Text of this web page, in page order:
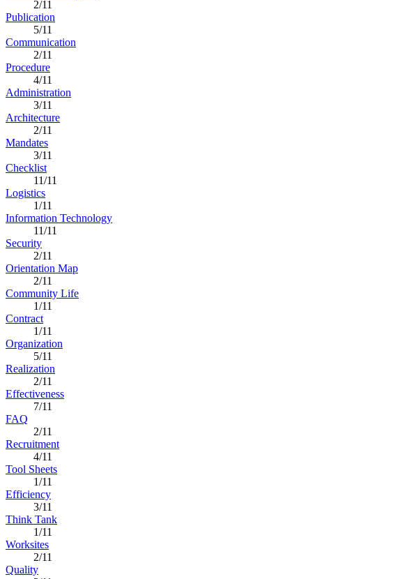
2/11
Publication
5/11
Communication
2/11
Procedure
4/11
Administration
3/11
Architecture
2/11
Mandates
3/11
Checklist
11/11
Logistics
1/11
Information Technology
11/11
Security
2/11
Orientation Map
2/11
Community Life
1/11
Contract
1/11
Organization
5/11
Realization
2/11
Effectiveness
7/11
FAQ
2/11
Recruitment
4/11
Tool Sheets
1/11
Efficiency
3/11
Think Tank
1/11
Worksites
2/11
Quality